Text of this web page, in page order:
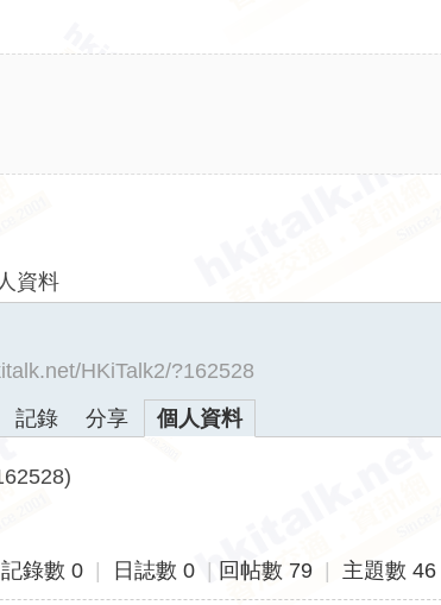
資料
HKiTalk2/?162528
記錄 分享 個人資料
記錄數 0 日誌數 0 回帖數 79 主題數 46